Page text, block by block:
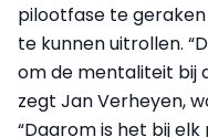
pilootfase te
te kunnen uitrollen.
om de mentaliteit bij
zegt Jan Verheyen,
“Daarom is het bij